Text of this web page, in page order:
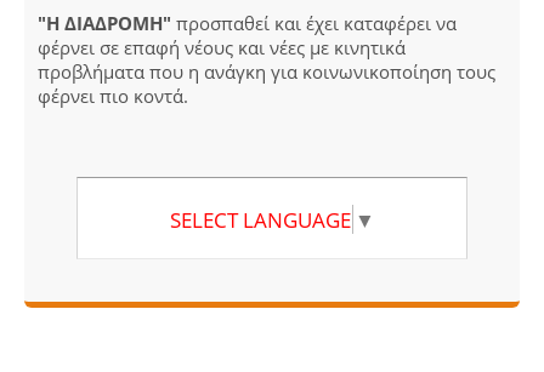
"Η ΔΙΑΔΡΟΜΗ" προσπαθεί και έχει καταφέρει να
φέρνει σε επαφή νέους και νέες με κινητικά
προβλήματα που η ανάγκη για κοινωνικοποίηση τους
φέρνει πιο κοντά.
SELECT LANGUAGE ▼